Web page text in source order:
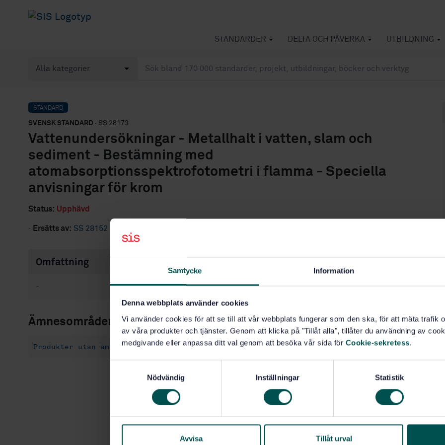
Samtycke Information
Denna webbplats använder cookies
Vi använder cookies för att se till att vår webbplats fungerar som den ska, för att mäta trafik
av våra produkter och tjänster. Genom att klicka på "Tillåt alla", tillåter du användning av
medgivande eller anpassa ditt val genom att besöka vår sida för Cookie-sekretess.
Nödvändig Inställningar Statistik
Avvisa Tillåt urval
STANDARDER DELTA OCH PÅVERKA UTBILDNING
STANDARD
SVENSK STANDARD · SS 28173
Vattenundersökningar - Metallhalt i vatten, slam och
sediment - Bestämning med
atomabsorptionsspektrofotometri i flamma - Speciella
anvisningar för krom
Status: Upphävd
· Ersätts av: SS 28152
Omfattning
-
Ämnesområden
Produkter utan ämnesområde (99.999)